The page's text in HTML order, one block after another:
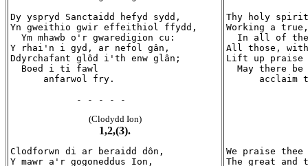
Dy yspryd Sanctaidd hefyd sydd,
Yn gweithio gwir effeithiol ffydd,
  Ym mhawb o'r gwaredigion cu:
Y rhai'n i gyd, ar nefol gân,
Ddyrchafant glôd i'th enw glân;
  Boed i ti fawl
      anfarwol fry.
(Clodydd Ion)
1,2,(3).
Clodforwn di ar beraidd dôn,
Y mawr a'r gogoneddus Ion,
Thy holy
Working a
In all of
All those, with
Lift up praise
May there be
acclaim
We praise
The great and